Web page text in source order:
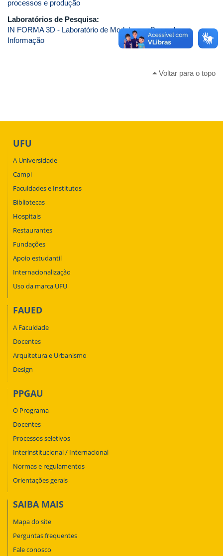
processos e produção
Laboratórios de Pesquisa:
IN FORMA 3D - Laboratório de Modelagem Baseada em
Informação
Voltar para o topo
UFU
A Universidade
Campi
Faculdades e Institutos
Bibliotecas
Hospitais
Restaurantes
Fundações
Apoio estudantil
Internacionalização
Uso da marca UFU
FAUED
A Faculdade
Docentes
Arquitetura e Urbanismo
Design
PPGAU
O Programa
Docentes
Processos seletivos
Interinstitucional / Internacional
Normas e regulamentos
Orientações gerais
SAIBA MAIS
Mapa do site
Perguntas frequentes
Fale conosco